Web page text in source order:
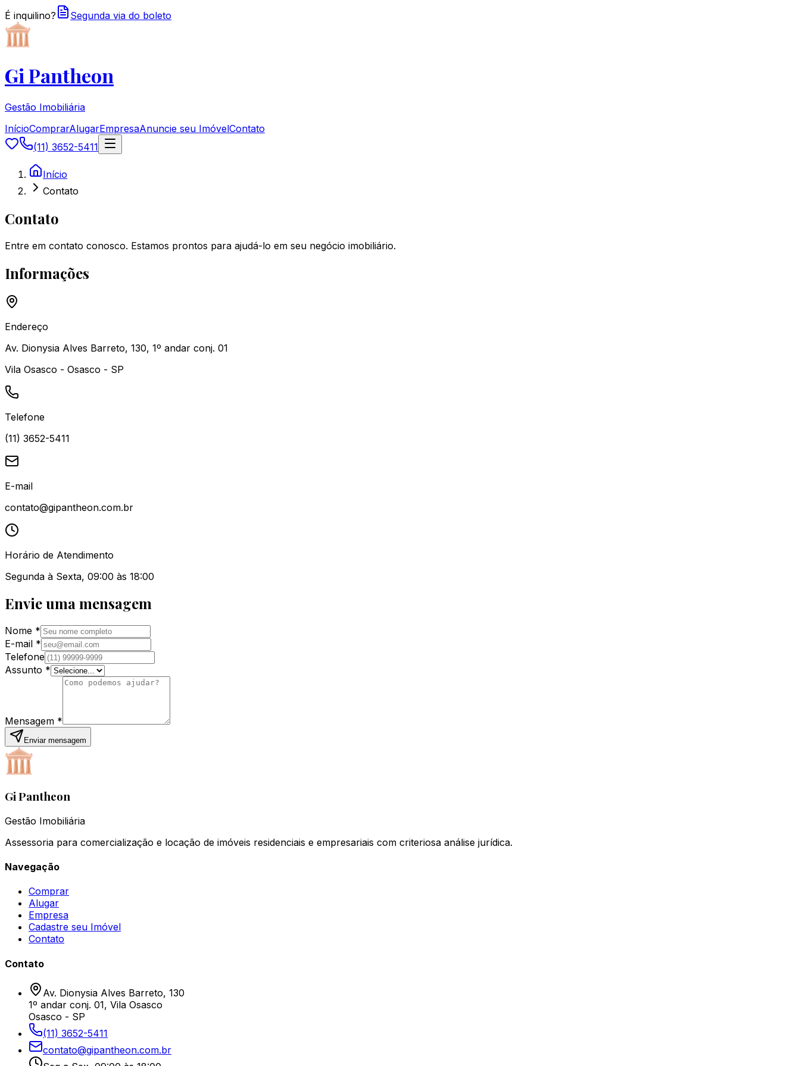
É inquilino? Segunda via do boleto
Gi Pantheon
Gestão Imobiliária
InícioComprarAlugarEmpresaAnuncie seu ImóvelContato
(11) 3652-5411
Início
Contato
Contato
Entre em contato conosco. Estamos prontos para ajudá-lo em seu negócio imobiliário.
Informações
Endereço
Av. Dionysia Alves Barreto, 130, 1º andar conj. 01
Vila Osasco - Osasco - SP
Telefone
(11) 3652-5411
E-mail
contato@gipantheon.com.br
Horário de Atendimento
Segunda à Sexta, 09:00 às 18:00
Envie uma mensagem
Nome *
E-mail *
Telefone
Assunto *
Mensagem *
Enviar mensagem
Gi Pantheon
Gestão Imobiliária
Assessoria para comercialização e locação de imóveis residenciais e empresariais com criteriosa análise jurídica.
Navegação
Comprar
Alugar
Empresa
Cadastre seu Imóvel
Contato
Contato
Av. Dionysia Alves Barreto, 130
1º andar conj. 01, Vila Osasco
Osasco - SP
(11) 3652-5411
contato@gipantheon.com.br